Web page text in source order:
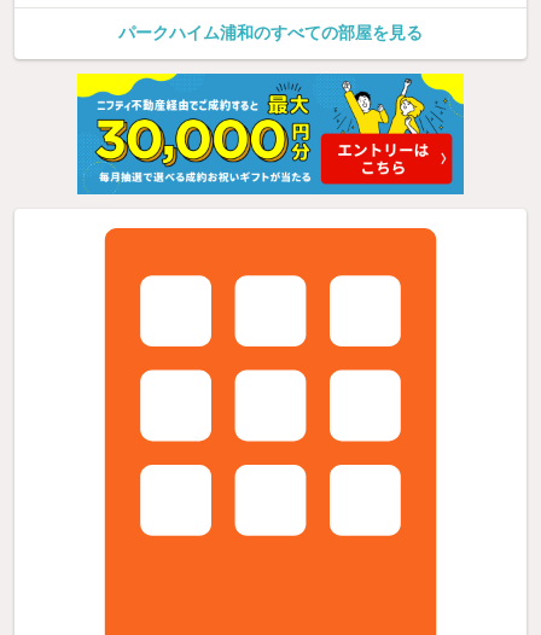
パークハイム浦和のすべての部屋を見る